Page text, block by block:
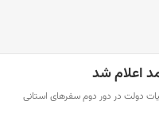
اعلام شد
دولت در دور دوم سفرهای استانی